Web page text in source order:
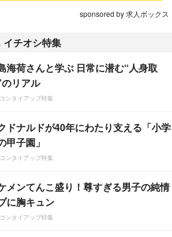
sponsored by 求人ボックス
イチオシ特集
海荷さんと学ぶ 日常に潜む“人身取
のリアル
ンタイアップ特集
ドナルドが40年にわたり支える「小学
甲子園」
ンタイアップ特集
メンてんこ盛り！尊すぎる男子の純情
に胸キュン
ンタイアップ特集